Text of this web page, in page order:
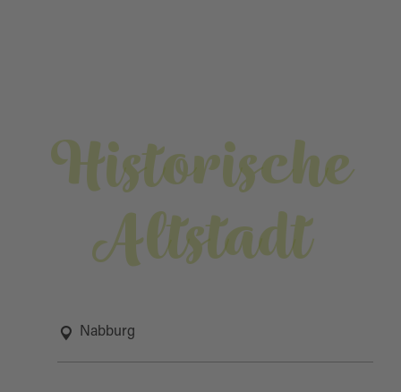
Historische
Altstadt
Nabburg